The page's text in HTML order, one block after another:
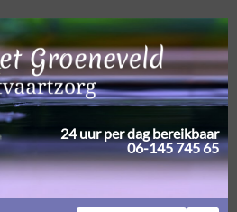
24 uur per dag bereikbaar
06-145 745 65